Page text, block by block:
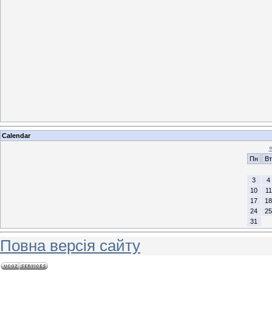
Calendar
«
Пн
Вт
3
4
10
11
17
18
24
25
31
Повна версія сайту